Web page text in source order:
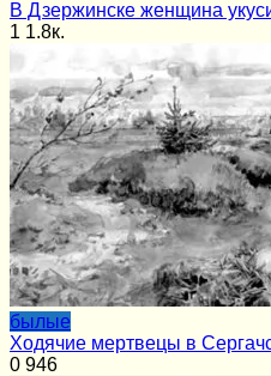
В Дзержинске женщина
1 1.8к.
былые
Ходячие мертвецы в
0 946